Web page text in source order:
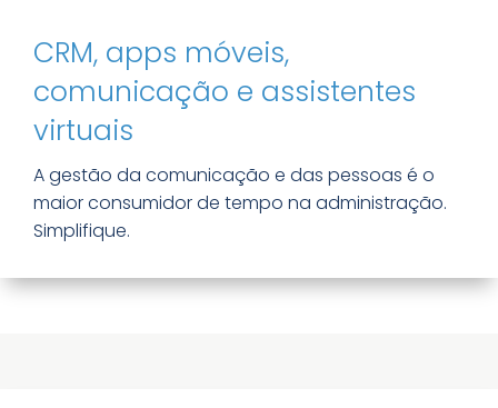
CRM, apps móveis,
comunicação e assistentes
virtuais
A gestão da comunicação e das pessoas é o
maior consumidor de tempo na administração.
Simplifique.